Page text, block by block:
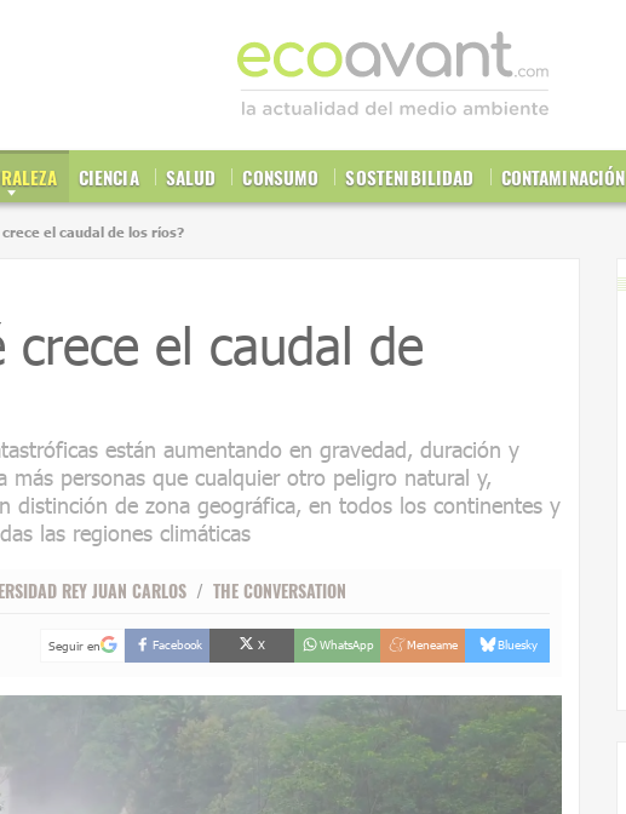
CIENCIA SALUD CONSUMO SOSTENIBILIDAD CONTAMINACIÓN
crece el caudal de los ríos?
crece el caudal de
están aumentando en gravedad, duración y
más personas que cualquier otro peligro natural y,
distinción de zona geográfica, en todos los continentes y
las regiones climáticas
REY JUAN CARLOS / THE CONVERSATION
Seguir en Facebook X WhatsApp Meneame Bluesky